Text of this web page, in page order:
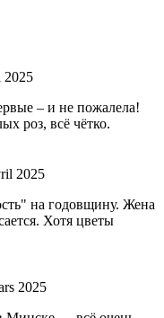
2025
– и не пожалела!
роз, всё чётко.
2025
на годовщину. Жена
Хотя цветы
2025